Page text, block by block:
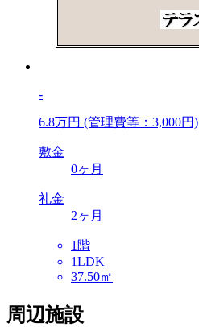
-
6.8万円 (管理費等：3,000円)
敷金
0ヶ月
礼金
2ヶ月
1階
1LDK
37.50㎡
周辺施設